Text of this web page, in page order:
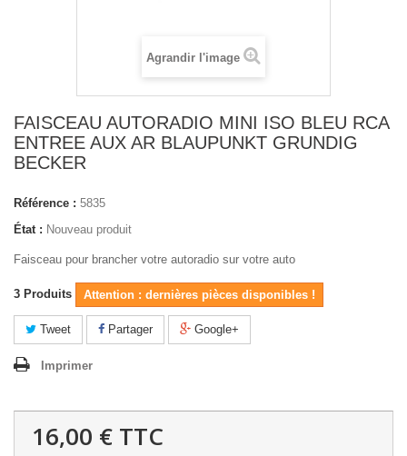
Agrandir l'image
FAISCEAU AUTORADIO MINI ISO BLEU RCA
ENTREE AUX AR BLAUPUNKT GRUNDIG
BECKER
Référence : 5835
État : Nouveau produit
Faisceau pour brancher votre autoradio sur votre auto
3 Produits Attention : dernières pièces disponibles !
Tweet Partager Google+
Imprimer
16,00 € TTC